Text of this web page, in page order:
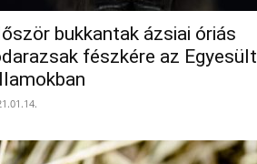
bukkantak ázsiai óriás
fészkére az Egyesült